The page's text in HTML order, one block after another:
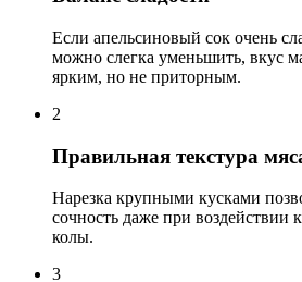
Если апельсиновый сок очень
можно слегка уменьшить, вкус
ярким, но не приторным.
2
Правильная текстура
Нарезка крупными кусками
сочность даже при воздействии
колы.
3